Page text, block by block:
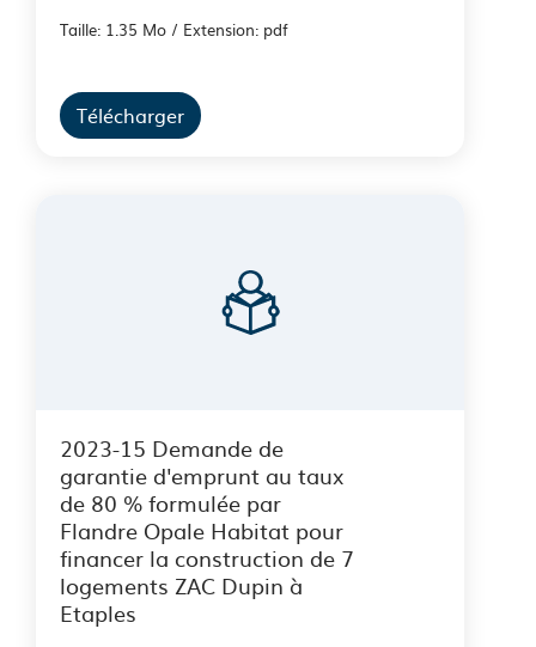
Taille: 1.35 Mo / Extension: pdf
Télécharger
2023-15 Demande de
garantie d'emprunt au taux
de 80 % formulée par
Flandre Opale Habitat pour
financer la construction de 7
logements ZAC Dupin à
Etaples